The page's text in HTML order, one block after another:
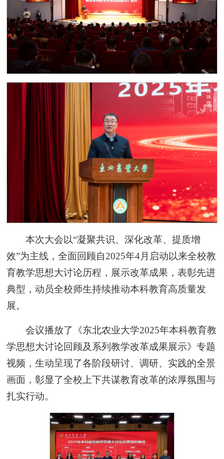
本次大会以“凝聚共识、深化改革、提质增
效”为主线，全面回顾自2025年4月启动以来全校教
育教学思想大讨论历程，展示改革成果，表彰先进
典型，动员全校师生持续推动本科教育高质量发
展。
会议播放了《东北农业大学2025年本科教育教
学思想大讨论回顾及系列教学改革成果展示》专题
视频，生动呈现了各阶段研讨、调研、实践的全景
画面，彰显了全校上下共谋教育改革的浓厚氛围与
扎实行动。